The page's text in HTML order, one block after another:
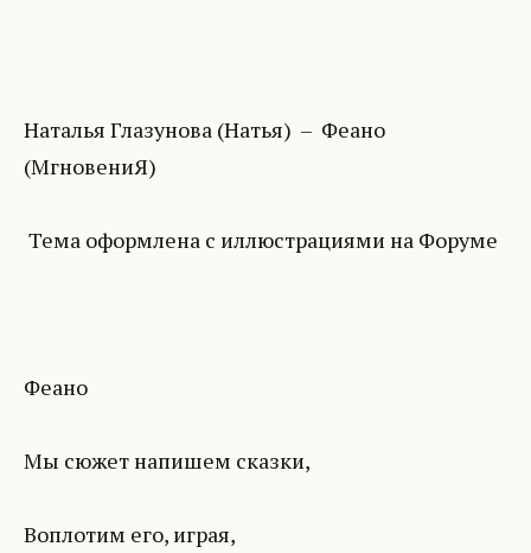
Наталья Глазунова (Натья) – Феано
(МгновениЯ)
Тема оформлена с иллюстрациями на Форуме
Феано
Мы сюжет напишем сказки,
Воплотим его, играя,